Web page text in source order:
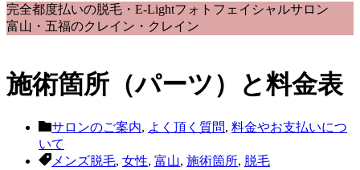
完全都度払いの脱毛・E-Lightフォトフェイシャルサロン
富山・五福のクレイン・クレイン
施術箇所（パーツ）と料金表
サロンのご案内, よく頂く質問, 料金やお支払いにつ
いて
メンズ脱毛, 女性, 富山, 施術箇所, 脱毛